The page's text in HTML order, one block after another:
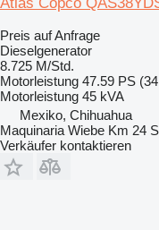
Preis auf Anfrage
Dieselgenerator
8.725 M/Std.
Motorleistung 47.59 PS
Motorleistung 45 kVA
Mexiko, Chihuahua
Maquinaria Wiebe Km 24
Verkäufer kontaktieren